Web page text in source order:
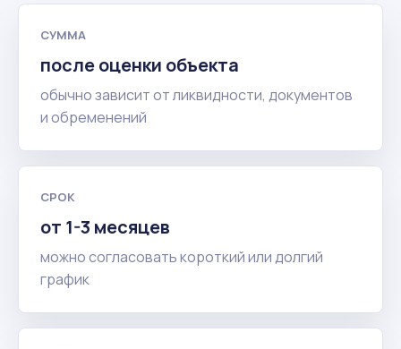
СУММА
после оценки объекта
обычно зависит от ликвидности, документов
и обременений
СРОК
от 1-3 месяцев
можно согласовать короткий или долгий
график